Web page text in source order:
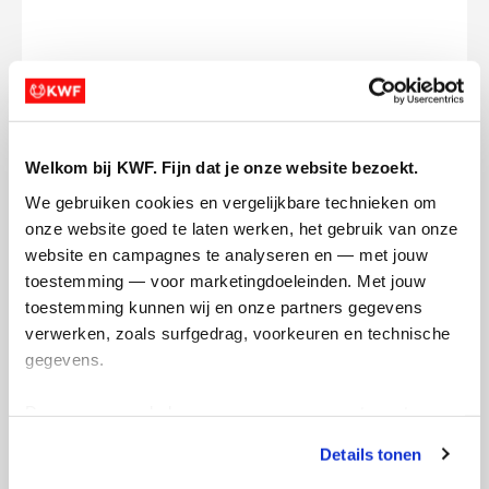
Welkom bij KWF. Fijn dat je onze website bezoekt.
We gebruiken cookies en vergelijkbare technieken om
onze website goed te laten werken, het gebruik van onze
website en campagnes te analyseren en — met jouw
toestemming — voor marketingdoeleinden. Met jouw
toestemming kunnen wij en onze partners gegevens
verwerken, zoals surfgedrag, voorkeuren en technische
gegevens.
tonen. Je kunt je toestemming op elk moment wijzigen of
Details tonen
Opgehaald
€0
Streefbedrag
€500
Doneer
Ties's badges